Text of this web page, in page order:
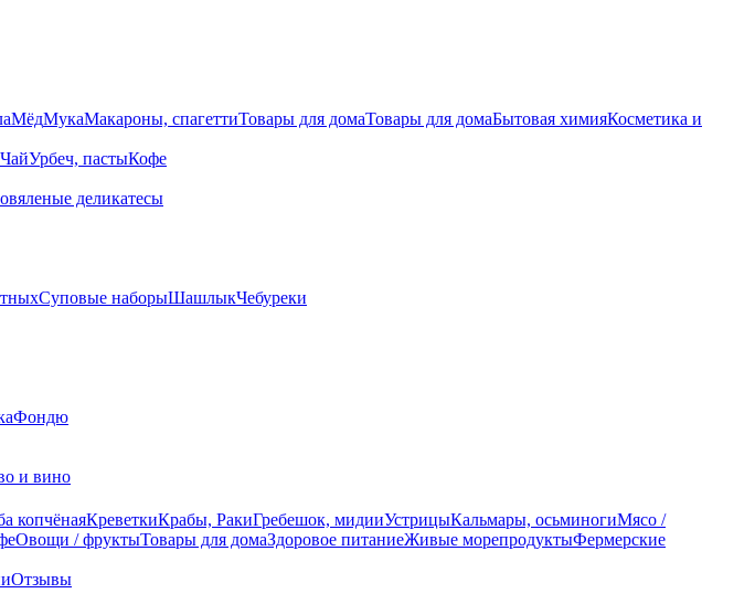
МёдМукаМакароны, спагеттиТовары для домаТовары для домаБытовая химияКосметика и
ЧайУрбеч, пастыКофе
деликатесы
Суповые наборыШашлыкЧебуреки
Фондю
и вино
копчёнаяКреветкиКрабы, РакиГребешок, мидииУстрицыКальмары, осьминогиМясо /
Овощи / фруктыТовары для домаЗдоровое питаниеЖивые морепродуктыФермерские
Отзывы